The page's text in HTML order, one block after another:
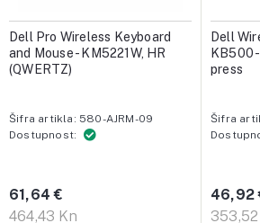
Dell Pro Wireless Keyboard
and Mouse - KM5221W, HR
(QWERTZ)
Šifra artikla: 580-AJRM-09
Dostupnost:
464,43 Kn
61,64 €
Dell
KB500
press
Šifra
46,92